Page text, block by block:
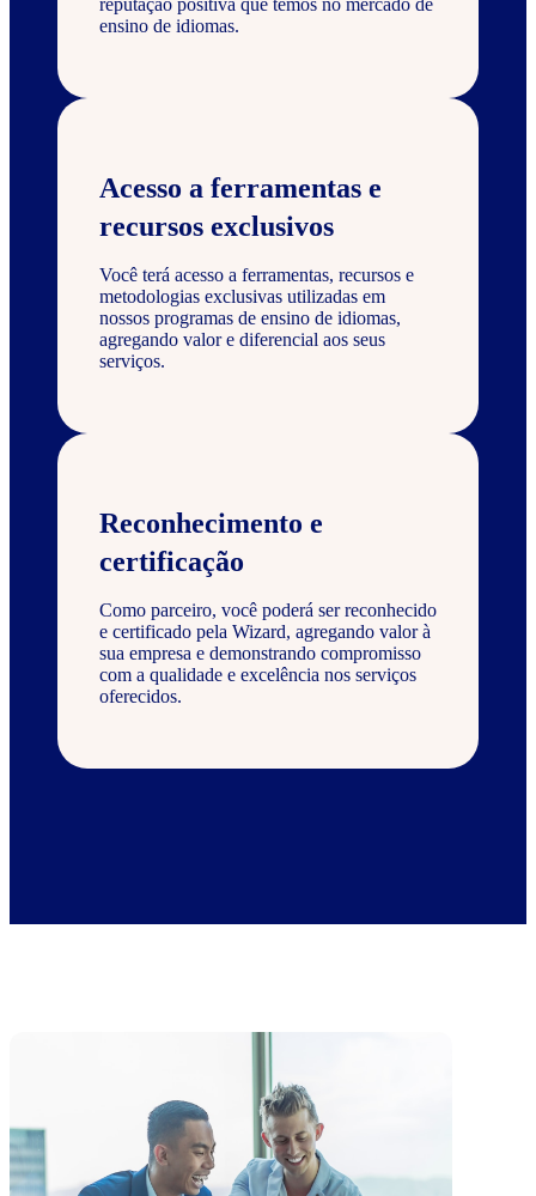
ensino de idiomas.
Acesso a ferramentas e
recursos exclusivos
Você terá acesso a ferramentas, recursos e
metodologias exclusivas utilizadas em
nossos programas de ensino de idiomas,
agregando valor e diferencial aos seus
serviços.
Reconhecimento e
certificação
Como parceiro, você poderá ser reconhecido
e certificado pela Wizard, agregando valor à
sua empresa e demonstrando compromisso
com a qualidade e excelência nos serviços
oferecidos.